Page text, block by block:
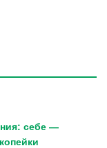
себе —